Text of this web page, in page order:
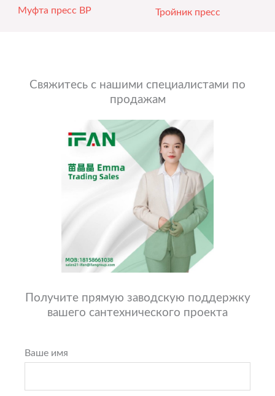
Муфта пресс ВР Тройник пресс
Свяжитесь с нашими специалистами по
продажам
Получите прямую заводскую поддержку
вашего сантехнического проекта
Ваше имя